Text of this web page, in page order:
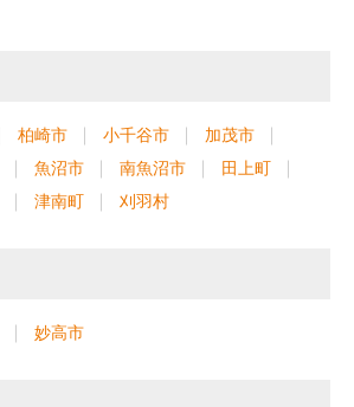
柏崎市 小千谷市
加茂市
魚沼市 南魚沼市
田上町
津南町 刈羽村
妙高市